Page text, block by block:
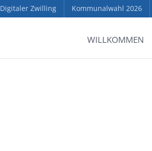
Digitaler Zwilling Kommunalwahl 2026
WILLKOMMEN